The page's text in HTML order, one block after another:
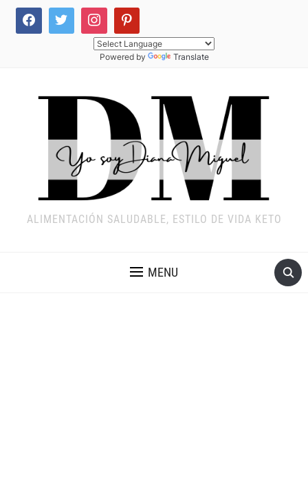
Powered by Translate
ALIMENTACIÓN SALUDABLE, ESTILO DE VIDA KETO
MENU